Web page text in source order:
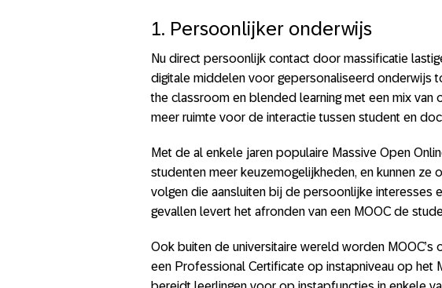
1. Persoonlijker onderwijs
Nu direct persoonlijk contact door massificatie
digitale middelen voor gepersonaliseerd onderwijs
the classroom en blended learning met een mix van
meer ruimte voor de interactie tussen student en
Met de al enkele jaren populaire Massive Open
studenten meer keuzemogelijkheden, en kunnen ze
volgen die aansluiten bij de persoonlijke interesses
gevallen levert het afronden van een MOOC de
Ook buiten de universitaire wereld worden MOOC’s
een Professional Certificate op instapniveau op het